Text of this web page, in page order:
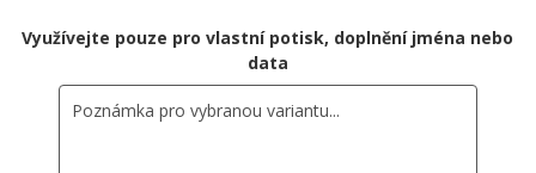
Využívejte pouze pro vlastní potisk, doplnění jména nebo
data